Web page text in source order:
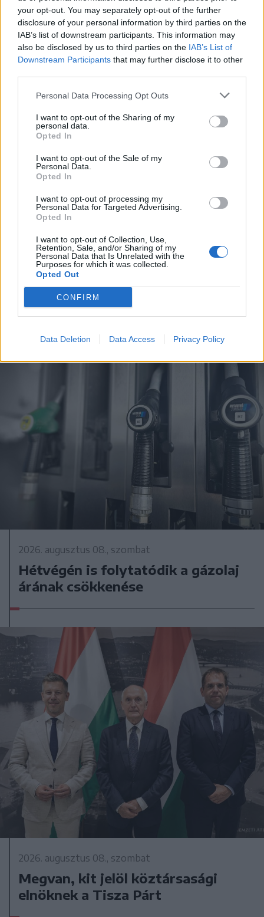
your opt-out. You may separately opt-out of the further
disclosure of your personal information by third parties on the
IAB’s list of downstream participants. This information may
also be disclosed by us to third parties on the IAB’s List of
Downstream Participants that may further disclose it to other
Personal Data Processing Opt Outs
I want to opt-out of the Sharing of my
personal data.
Opted In
I want to opt-out of the Sale of my
Personal Data.
Opted In
I want to opt-out of processing my
Personal Data for Targeted Advertising.
Opted In
I want to opt-out of Collection, Use,
Retention, Sale, and/or Sharing of my
Personal Data that Is Unrelated with the
Purposes for which it was collected.
Opted Out
CONFIRM
Data Deletion Data Access Privacy Policy
Vaddisznó szaladt le a budapesti
metróba, felszállt az egyik kocsira,
majd kilőtték – videóval
2026. augusztus 08., szombat
Hétvégén is folytatódik a gázolaj
árának csökkenése
2026. augusztus 08., szombat
Megvan, kit jelöl köztársasági
elnöknek a Tisza Párt